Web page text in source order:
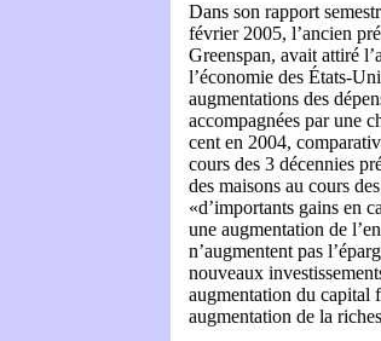
Dans son rapport
février 2005, l’ancien
Greenspan, avait attiré
l’économie des États-
augmentations des
accompagnées par une
cent en 2004,
cours des 3 décennies
des maisons au cours
«d’importants gains en
une augmentation de
n’augmentent pas
nouveaux
augmentation du capital
augmentation de la